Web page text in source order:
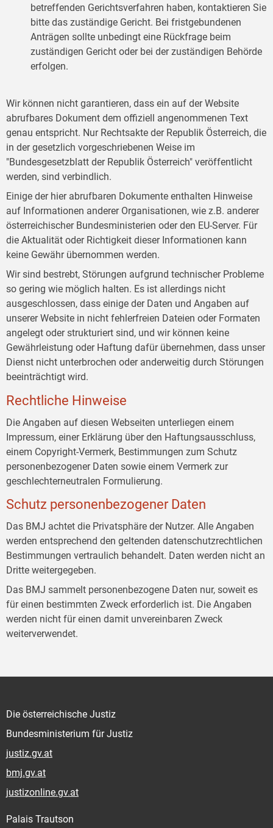
betreffenden Gerichtsverfahren haben, kontaktieren Sie
bitte das zuständige Gericht. Bei fristgebundenen
Anträgen sollte unbedingt eine Rückfrage beim
zuständigen Gericht oder bei der zuständigen Behörde
erfolgen.
Wir können nicht garantieren, dass ein auf der Website
abrufbares Dokument dem offiziell angenommenen Text
genau entspricht. Nur Rechtsakte der Republik Österreich, die
in der gesetzlich vorgeschriebenen Weise im
"Bundesgesetzblatt der Republik Österreich" veröffentlicht
werden, sind verbindlich.
Einige der hier abrufbaren Dokumente enthalten Hinweise
auf Informationen anderer Organisationen, wie z.B. anderer
österreichischer Bundesministerien oder den EU-Server. Für
die Aktualität oder Richtigkeit dieser Informationen kann
keine Gewähr übernommen werden.
Wir sind bestrebt, Störungen aufgrund technischer Probleme
so gering wie möglich halten. Es ist allerdings nicht
ausgeschlossen, dass einige der Daten und Angaben auf
unserer Website in nicht fehlerfreien Dateien oder Formaten
angelegt oder strukturiert sind, und wir können keine
Gewährleistung oder Haftung dafür übernehmen, dass unser
Dienst nicht unterbrochen oder anderweitig durch Störungen
beeinträchtigt wird.
Rechtliche Hinweise
Die Angaben auf diesen Webseiten unterliegen einem
Impressum, einer Erklärung über den Haftungsausschluss,
einem Copyright-Vermerk, Bestimmungen zum Schutz
personenbezogener Daten sowie einem Vermerk zur
geschlechterneutralen Formulierung.
Schutz personenbezogener Daten
Das BMJ achtet die Privatsphäre der Nutzer. Alle Angaben
werden entsprechend den geltenden datenschutzrechtlichen
Bestimmungen vertraulich behandelt. Daten werden nicht an
Dritte weitergegeben.
Das BMJ sammelt personenbezogene Daten nur, soweit es
für einen bestimmten Zweck erforderlich ist. Die Angaben
werden nicht für einen damit unvereinbaren Zweck
weiterverwendet.
Die österreichische Justiz
Bundesministerium für Justiz
justiz.gv.at
bmj.gv.at
justizonline.gv.at
Palais Trautson